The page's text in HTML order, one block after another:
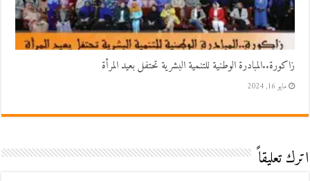
زاكورة..المبادرة الوطنية للتنمية البشرية تحتفل بعيد المرأة
مايو 16, 2024
اترك تعليقاً